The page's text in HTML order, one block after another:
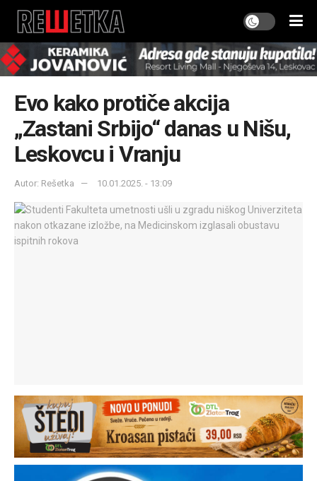
Evo kako protiče akcija
„Zastani Srbijo“ danas u Nišu,
Leskovcu i Vranju
Autor: Rešetka 10.01.2025. - 13:09